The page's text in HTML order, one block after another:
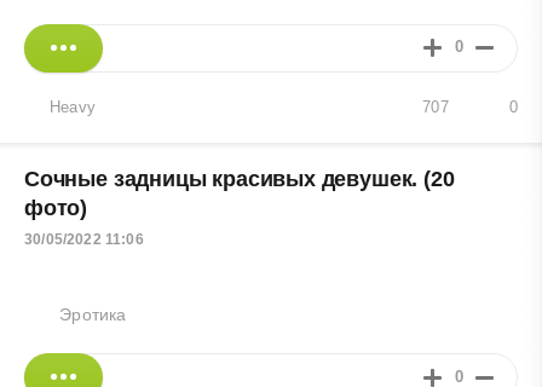
0
Heavy 0
707
Сочные задницы красивых девушек. (20
фото)
30/05/2022 11:06
Эротика
0